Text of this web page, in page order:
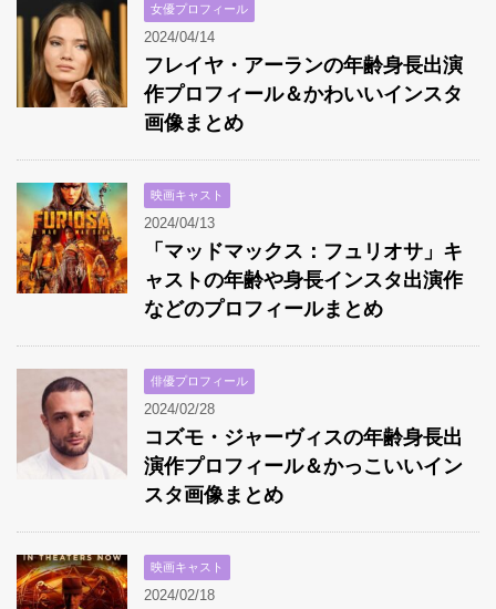
女優プロフィール
2024/04/14
フレイヤ・アーランの年齢身長出演
作プロフィール＆かわいいインスタ
画像まとめ
映画キャスト
2024/04/13
「マッドマックス：フュリオサ」キ
ャストの年齢や身長インスタ出演作
などのプロフィールまとめ
俳優プロフィール
2024/02/28
コズモ・ジャーヴィスの年齢身長出
演作プロフィール＆かっこいいイン
スタ画像まとめ
映画キャスト
2024/02/18